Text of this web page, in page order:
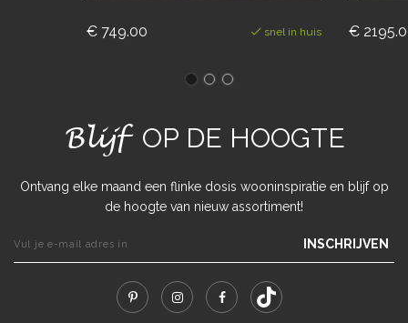
€ 749.00 snel in huis €
Blijf OP DE HOOGTE
Ontvang elke maand een flinke dosis wooninspiratie en blijf op
de hoogte van nieuw assortiment!
INSCHRIJVEN